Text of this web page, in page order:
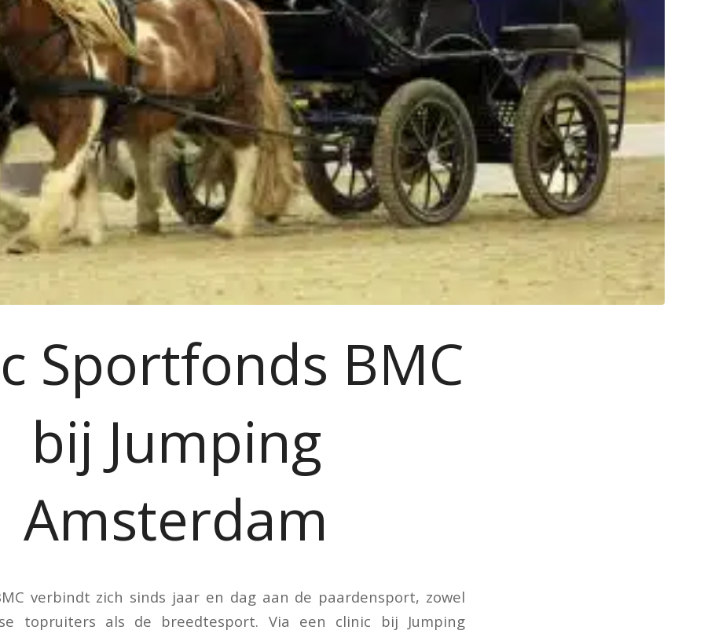
Sportfonds BMC
bij Jumping
Amsterdam
verbindt zich sinds jaar en dag aan de paardensport, zowel
topruiters als de breedtesport. Via een clinic bij Jumping